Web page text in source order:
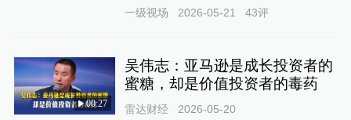
一级视场 2026-05-21 43评
00:27
吴伟志：亚马逊是成长投资者的
蜜糖，却是价值投资者的毒药
雷达财经 2026-05-20